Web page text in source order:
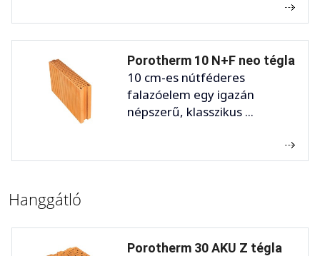
Porotherm 10 N+F neo tégla
10 cm-es nútféderes
falazóelem egy igazán
népszerű, klasszikus ...
Hanggátló
Porotherm 30 AKU Z tégla